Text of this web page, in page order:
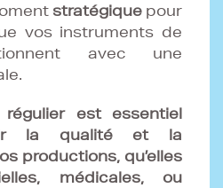
stratégiquepour
vos instruments de
avec une
régulier est essentiel
la qualité et la
productions, qu’elles
médicales, ou